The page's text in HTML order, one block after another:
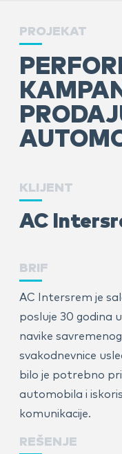
PROJEKAT
KLIJENT
AC
BRIF
AC Intersrem je
posluje 30 godina
navike
svakodnevnice
bilo je potrebno
automobila i
komunikacije.
REŠENJE